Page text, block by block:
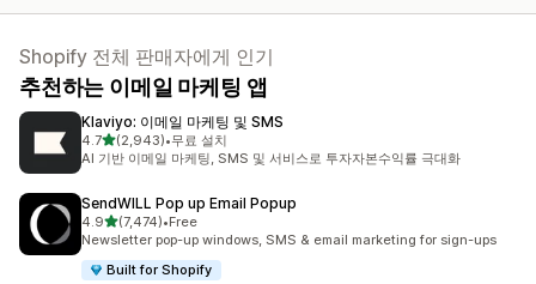
Shopify 전체 판매자에게 인기
추천하는 이메일 마케팅 앱
Klaviyo: 이메일 마케팅 및 SMS
4.7별 5개 중
(2,943)
총 리뷰 2943개
•무료 설치
AI 기반 이메일 마케팅, SMS 및 서비스로 투자자본수익률 극대화
SendWILL Pop up Email Popup
4.9별 5개 중
(7,474)
총 리뷰 7474개
•Free
Newsletter pop-up windows, SMS & email marketing for sign-ups
Built for Shopify